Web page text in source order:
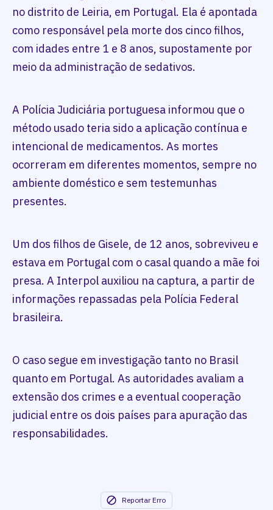
no distrito de Leiria, em Portugal. Ela é apontada
como responsável pela morte dos cinco filhos,
com idades entre 1 e 8 anos, supostamente por
meio da administração de sedativos.
A Polícia Judiciária portuguesa informou que o
método usado teria sido a aplicação contínua e
intencional de medicamentos. As mortes
ocorreram em diferentes momentos, sempre no
ambiente doméstico e sem testemunhas
presentes.
Um dos filhos de Gisele, de 12 anos, sobreviveu e
estava em Portugal com o casal quando a mãe foi
presa. A Interpol auxiliou na captura, a partir de
informações repassadas pela Polícia Federal
brasileira.
O caso segue em investigação tanto no Brasil
quanto em Portugal. As autoridades avaliam a
extensão dos crimes e a eventual cooperação
judicial entre os dois países para apuração das
responsabilidades.
Reportar Erro